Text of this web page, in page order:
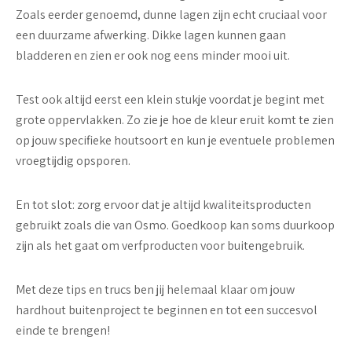
Zoals eerder genoemd, dunne lagen zijn echt cruciaal voor
een duurzame afwerking. Dikke lagen kunnen gaan
bladderen en zien er ook nog eens minder mooi uit.
Test ook altijd eerst een klein stukje voordat je begint met
grote oppervlakken. Zo zie je hoe de kleur eruit komt te zien
op jouw specifieke houtsoort en kun je eventuele problemen
vroegtijdig opsporen.
En tot slot: zorg ervoor dat je altijd kwaliteitsproducten
gebruikt zoals die van Osmo. Goedkoop kan soms duurkoop
zijn als het gaat om verfproducten voor buitengebruik.
Met deze tips en trucs ben jij helemaal klaar om jouw
hardhout buitenproject te beginnen en tot een succesvol
einde te brengen!